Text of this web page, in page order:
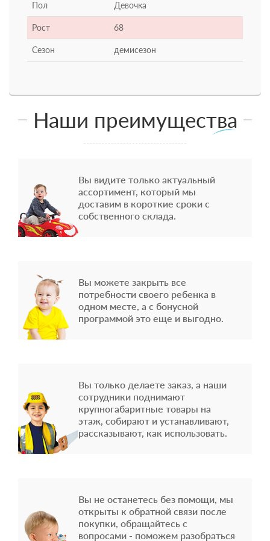
Пол Девочка
Рост 68
Сезон демисезон
Наши преимущества
Вы видите только актуальный
ассортимент, который мы
доставим в короткие сроки с
собственного склада.
Вы можете закрыть все
потребности своего ребенка в
одном месте, а с бонусной
программой это еще и выгодно.
Вы только делаете заказ, а наши
сотрудники поднимают
крупногабаритные товары на
этаж, собирают и устанавливают,
рассказывают, как использовать.
Вы не останетесь без помощи, мы
открыты к обратной связи после
покупки, обращайтесь с
вопросами - поможем разобраться